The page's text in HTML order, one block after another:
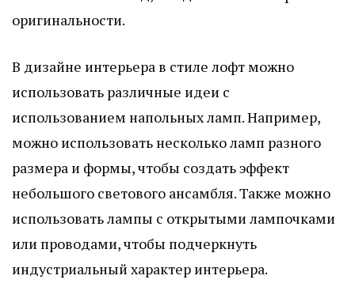
оригинальности.
В дизайне интерьера в стиле лофт можно
использовать различные идеи с
использованием напольных ламп. Например,
можно использовать несколько ламп разного
размера и формы, чтобы создать эффект
небольшого светового ансамбля. Также можно
использовать лампы с открытыми лампочками
или проводами, чтобы подчеркнуть
индустриальный характер интерьера.